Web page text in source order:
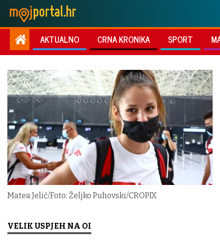
AKTUALNO CRNA KRONIKA SPORT
Matea Jelić/Foto: Željko Puhovski/CROPIX
VELIK USPJEH NA OI